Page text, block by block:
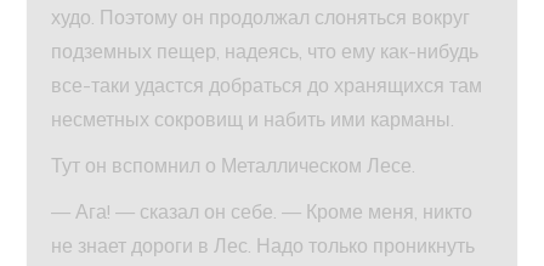
худо. Поэтому он продолжал слоняться вокруг
подземных пещер, надеясь, что ему как-нибудь
все-таки удастся добраться до хранящихся там
несметных сокровищ и набить ими карманы.
Тут он вспомнил о Металлическом Лесе.
— Ага! — сказал он себе. — Кроме меня, никто
не знает дороги в Лес. Надо только проникнуть